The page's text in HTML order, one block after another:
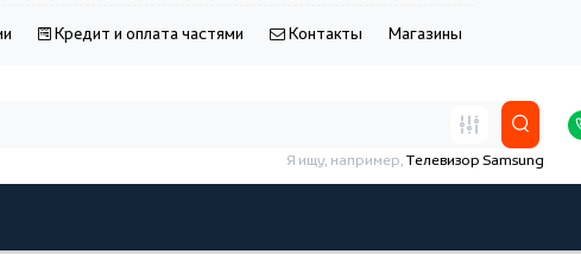
Кредит и оплата частями Контакты Магазины
Я ищу, например,Телевизор Samsung